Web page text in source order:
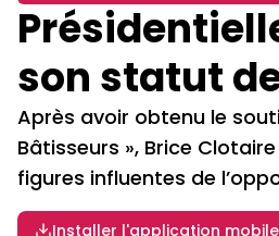
son statut
Après avoir obtenu le
Bâtisseurs », Brice
figures influentes de
Installer l'application